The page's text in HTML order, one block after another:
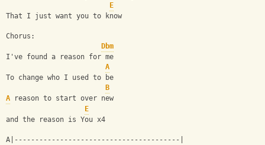
E
That I just want you to know
Chorus:
Dbm
I've found a reason for me
A
To change who I used to be
B
A reason to start over new
E
and the reason is You x4
A|----------------------------------------|